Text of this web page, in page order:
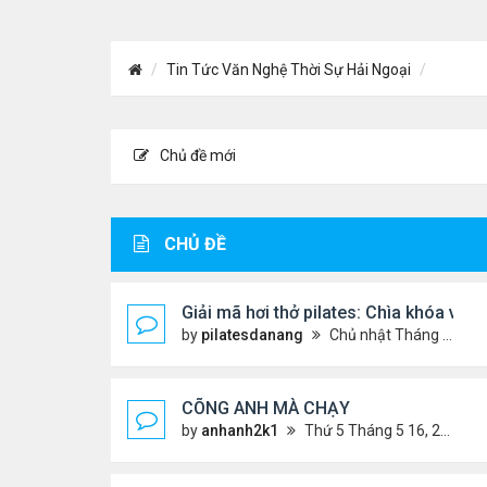
Tin Tức Văn Nghệ Thời Sự Hải Ngoại
Chủ đề mới
CHỦ ĐỀ
Giải mã hơi thở pilates: Chìa khóa
by pilatesdanang Chủ nhật Tháng 7 27, 2025 12:57 pm
CÕNG ANH MÀ CHẠY
by anhanh2k1 Thứ 5 Tháng 5 16, 2024 2:19 am